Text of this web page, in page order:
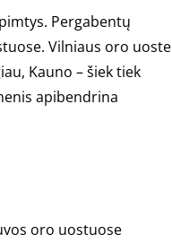
Pergabentų
Vilniaus oro uoste
Kauno – šiek tiek
apibendrina
oro uostuose